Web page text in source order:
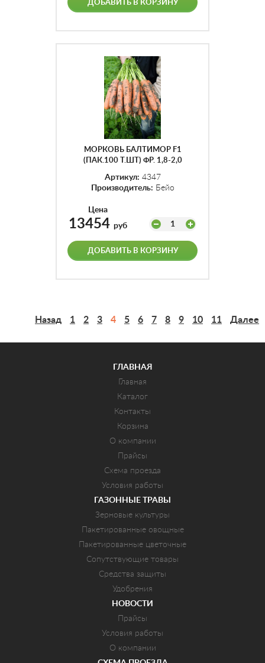
ДОБАВИТЬ В КОРЗИНУ
МОРКОВЬ БАЛТИМОР F1
(ПАК.100 Т.ШТ) ФР. 1,8-2,0
Артикул: 4347
Производитель: Бейо
Цена
13454 руб 1
ДОБАВИТЬ В КОРЗИНУ
Назад 1 2 3 4 5 6 7 8 9 10 11 Далее
ГЛАВНАЯ
Главная
Каталог
Контакты
Корзина
О компании
Прайсы
Схема проезда
Условия работы
ГАЗОННЫЕ ТРАВЫ
Зерновые культуры
Пакетированные овощные
Пакетированные цветочные
Сопутствующие товары
Средства защиты
Удобрения
НОВОСТИ
Прайсы
Условия работы
О компании